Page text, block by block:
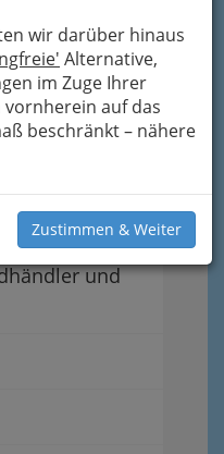
wir darüber hinaus
Alternative,
im Zuge Ihrer
auf das
beschränkt – nähere
Zustimmen & Weiter
Graz:
und